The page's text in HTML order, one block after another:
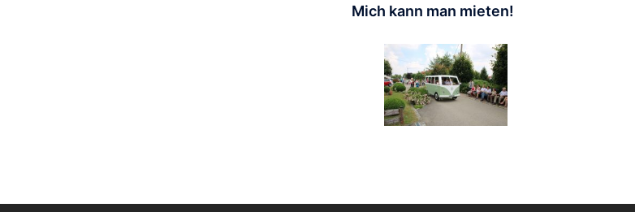
Mich kann man mieten!